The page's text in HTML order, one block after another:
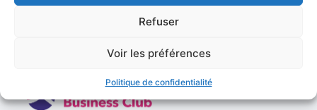
Refuser
Voir les préférences
Politique de confidentialité